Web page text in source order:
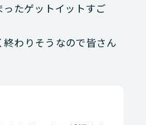
ったゲットイットすご
わりそうなので皆さん